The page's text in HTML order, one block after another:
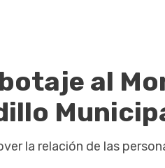
al
la relación de las